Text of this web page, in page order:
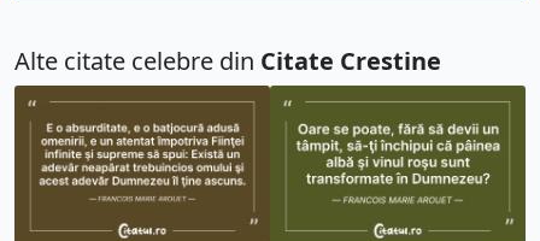
Alte citate celebre din Citate Crestine